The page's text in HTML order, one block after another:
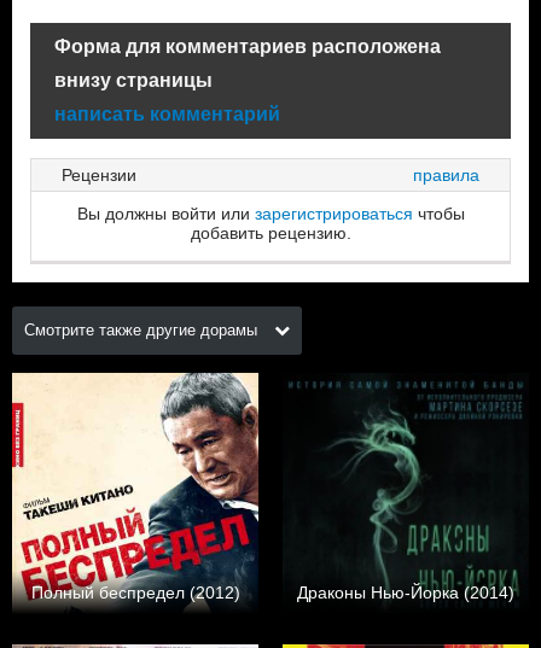
Форма для комментариев расположена
внизу страницы
написать комментарий
Рецензии
правила
Вы должны войти или зарегистрироваться чтобы
добавить рецензию.
Смотрите также другие дорамы
Полный беспредел (2012) Драконы Нью-Йорка (2014)